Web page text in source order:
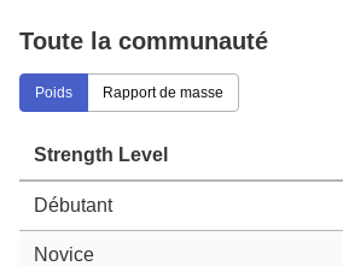
Toute la communauté
Poids Rapport de masse
Strength Level
Débutant
Novice